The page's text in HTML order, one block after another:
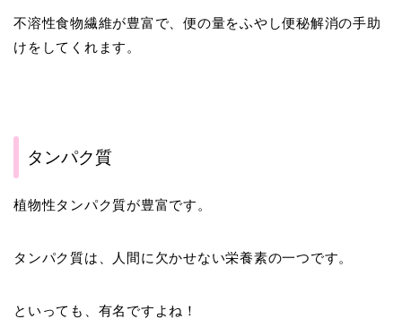
不溶性食物繊維が豊富で、便の量をふやし便秘解消の手助
けをしてくれます。
タンパク質
植物性タンパク質が豊富です。
タンパク質は、人間に欠かせない栄養素の一つです。
といっても、有名ですよね！